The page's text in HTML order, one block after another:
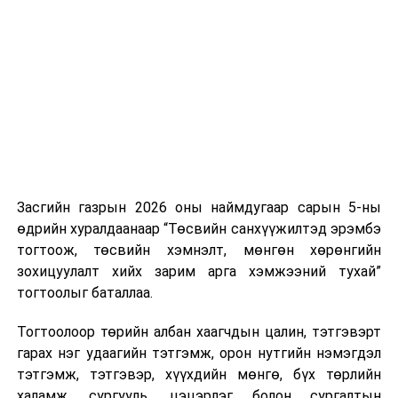
Шинэ хууль Францын зах зээлд үйлчилдэг гадаадын
дуудлагын төвүүдэд нөлөөлөхөөр байна. Тухайлбал,
Мароккогийн дуудлагын төвүүдийн орлогын 80 гаруй
хувь Францын зах зээлээс бүрддэг бөгөөд тус улсын
40–50 мянган ажлын байр эрсдэлд орж болзошгүйг
Засгийн газрын 2026 оны наймдугаар сарын 5-ны
өдрийн хуралдаанаар “Төсвийн санхүүжилтэд эрэмбэ
тогтоож, төсвийн хэмнэлт, мөнгөн хөрөнгийн
зохицуулалт хийх зарим арга хэмжээний тухай”
тогтоолыг баталлаа.
Тогтоолоор төрийн албан хаагчдын цалин, тэтгэвэрт
гарах нэг удаагийн тэтгэмж, орон нутгийн нэмэгдэл
тэтгэмж, тэтгэвэр, хүүхдийн мөнгө, бүх төрлийн